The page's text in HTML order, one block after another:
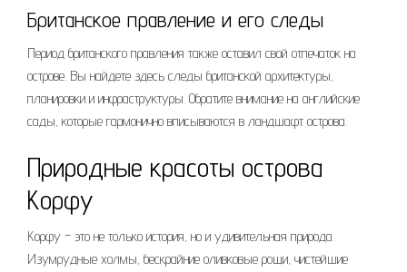
Британское правление и его следы
Период британского правления также оставил свой отпечаток на
острове. Вы найдете здесь следы британской архитектуры,
планировки и инфраструктуры. Обратите внимание на английские
сады, которые гармонично вписываются в ландшафт острова.
Природные красоты острова
Корфу
Корфу – это не только история, но и удивительная природа.
Изумрудные холмы, бескрайние оливковые рощи, чистейшие